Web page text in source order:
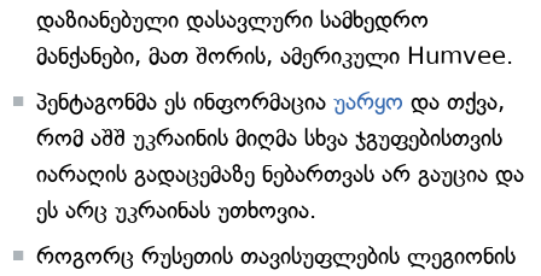
დაზიანებული დასავლური სამხედრო
მანქანები, მათ შორის, ამერიკული Humvee.
პენტაგონმა ეს ინფორმაცია უარყო და თქვა,
რომ აშშ უკრაინის მიღმა სხვა ჯგუფებისთვის
იარაღის გადაცემაზე ნებართვას არ გაუცია და
ეს არც უკრაინას უთხოვია.
როგორც რუსეთის თავისუფლების ლეგიონის